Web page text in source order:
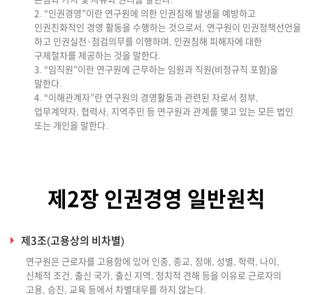
2. “인권경영”이란 연구원에 의한 인권침해 발생을 예방하고
인권친화적인 경영 활동을 수행하는 것으로서, 연구원이 인권정책선언을
하고 인권실천·점검의무를 이행하며, 인권침해 피해자에 대한
구제절차를 제공하는 것을 말한다.
3. “임직원”이란 연구원에 근무하는 임원과 직원(비정규직 포함)을
말한다.
4. “이해관계자”란 연구원의 경영활동과 관련된 자로서 정부,
업무계약자, 협력사, 지역주민 등 연구원과 관계를 맺고 있는 모든 법인
또는 개인을 말한다.
제2장 인권경영 일반원칙
제3조(고용상의 비차별)
연구원은 근로자를 고용함에 있어 인종, 종교, 장애, 성별, 학력, 나이,
신체적 조건, 출신 국가, 출신 지역, 정치적 견해 등을 이유로 근로자의
고용, 승진, 교육 등에서 차별대우를 하지 않는다.